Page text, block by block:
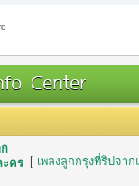
Center
ะคร
[ เพลงลูกกรุงที่ริปจาก